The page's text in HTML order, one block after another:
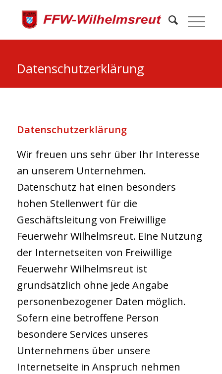
Datenschutzerklärung
Datenschutzerklärung
Wir freuen uns sehr über Ihr Interesse
an unserem Unternehmen.
Datenschutz hat einen besonders
hohen Stellenwert für die
Geschäftsleitung von Freiwillige
Feuerwehr Wilhelmsreut. Eine Nutzung
der Internetseiten von Freiwillige
Feuerwehr Wilhelmsreut ist
grundsätzlich ohne jede Angabe
personenbezogener Daten möglich.
Sofern eine betroffene Person
besondere Services unseres
Unternehmens über unsere
Internetseite in Anspruch nehmen